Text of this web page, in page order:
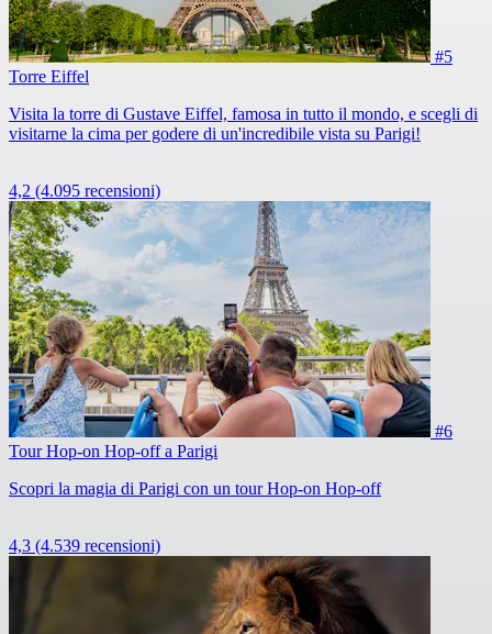
#5
Torre Eiffel
Visita la torre di Gustave Eiffel, famosa in tutto il mondo, e scegli di
visitarne la cima per godere di un'incredibile vista su Parigi!
4,2 (4.095 recensioni)
#6
Tour Hop-on Hop-off a Parigi
Scopri la magia di Parigi con un tour Hop-on Hop-off
4,3 (4.539 recensioni)